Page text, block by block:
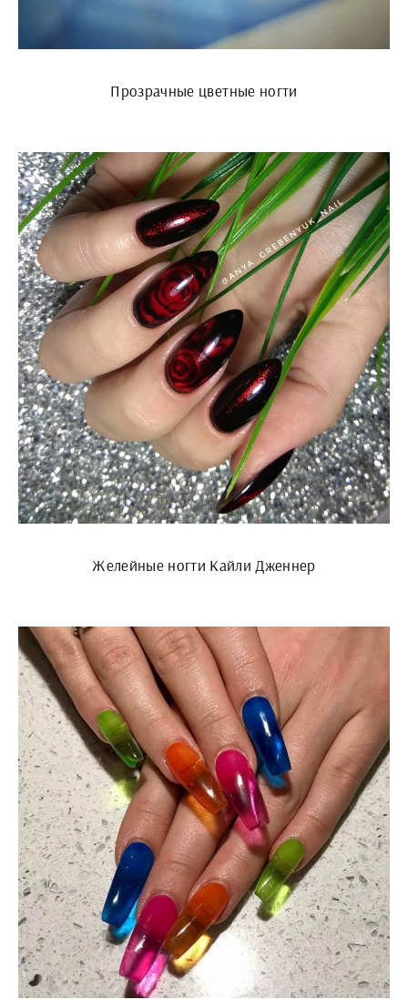
Прозрачные цветные ногти
Желейные ногти Кайли Дженнер